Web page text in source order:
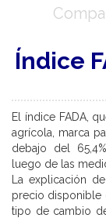
Índice
El índice FADA,
agrícola, marca
debajo del
luego de las
La explicación
precio disponible
tipo de cambio